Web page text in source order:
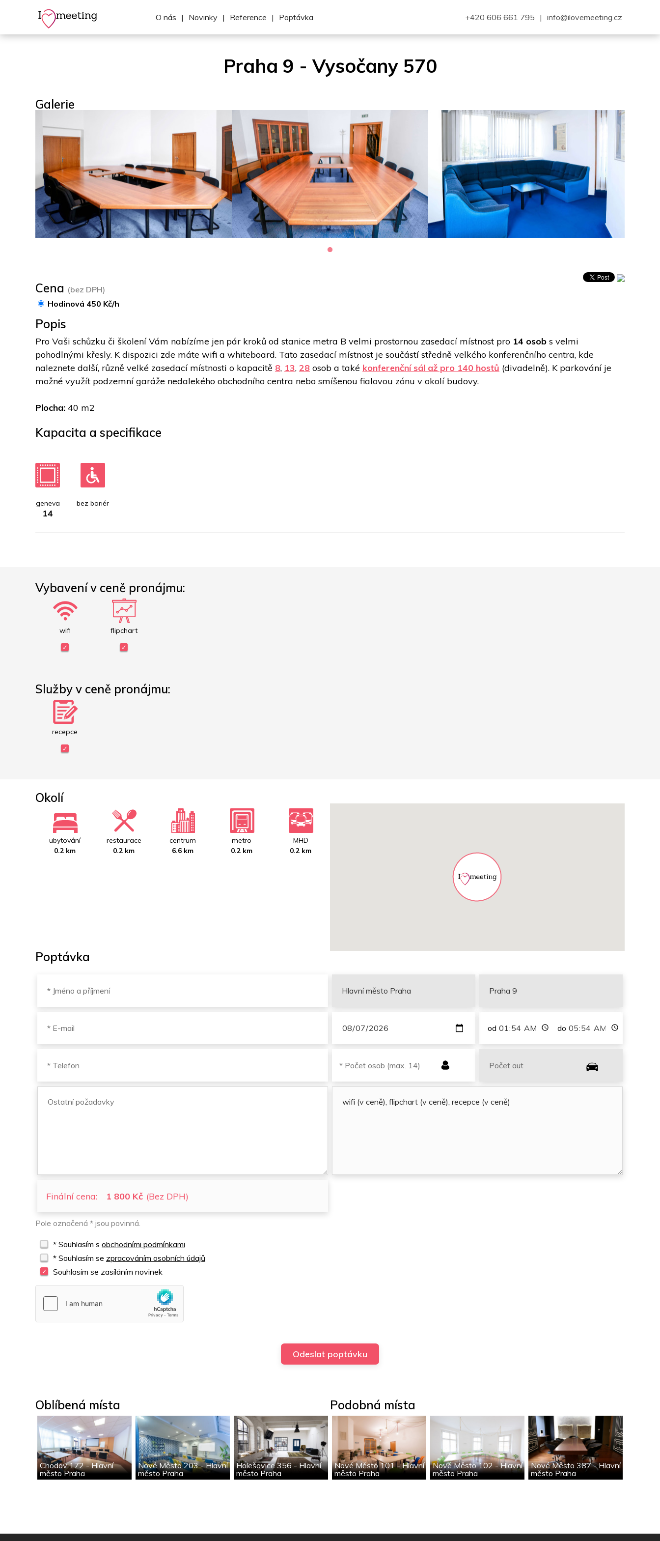
O nás | Novinky | Reference | Poptávka +420 606 661 795 | info@ilovemeeting.cz
Praha 9 - Vysočany 570
Galerie
Cena (bez DPH)
Hodinová 450 Kč/h
Popis
Pro Vaši schůzku či školení Vám nabízíme jen pár kroků od stanice metra B velmi prostornou zasedací místnost pro 14 osob s velmi
pohodlnými křesly. K dispozici zde máte wifi a whiteboard. Tato zasedací místnost je součástí středně velkého konferenčního centra, kde
naleznete další, různě velké zasedací místnosti o kapacitě 8, 13, 28 osob a také konferenční sál až pro 140 hostů (divadelně). K parkování je
možné využít podzemní garáže nedalekého obchodního centra nebo smíšenou fialovou zónu v okolí budovy.
Plocha: 40 m2
Kapacita a specifikace
geneva
14
bez bariér
Vybavení v ceně pronájmu:
wifi flipchart
Služby v ceně pronájmu:
recepce
Okolí
ubytování
0.2 km
restaurace
0.2 km
centrum
6.6 km
metro
0.2 km
MHD
0.2 km
Poptávka
od do
Finální cena: 1 800 Kč (Bez DPH)
Pole označená * jsou povinná.
* Souhlasím s obchodními podmínkami
* Souhlasím se zpracováním osobních údajů
Souhlasím se zasíláním novinek
Oblíbená místa
Chodov 172 - Hlavní
město Praha
Nové Město 203 - Hlavní
město Praha
Holešovice 356 - Hlavní
město Praha
Podobná místa
Nové Město 101 - Hlavní
město Praha
Nové Město 102 - Hlavní
město Praha
Nové Město 387 - Hlavní
město Praha